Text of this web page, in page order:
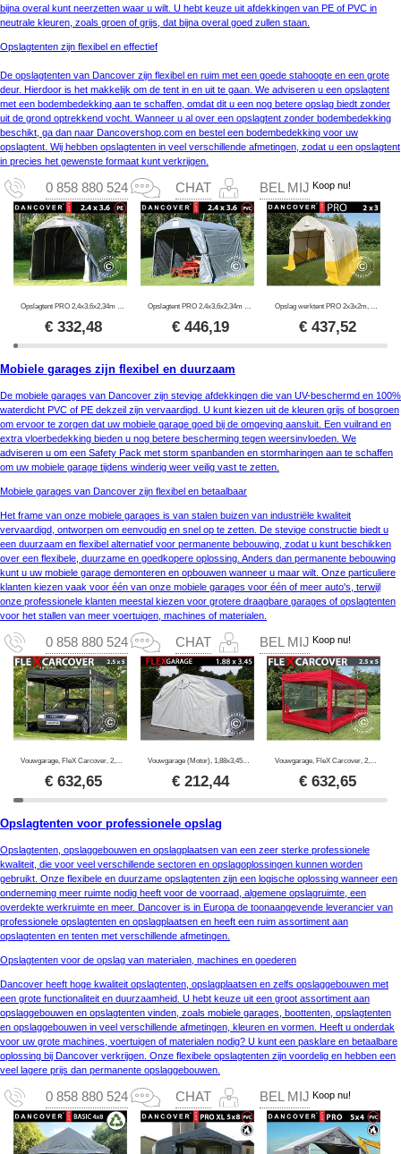
bijna overal kunt neerzetten waar u wilt. U hebt keuze uit afdekkingen van PE of PVC in
neutrale kleuren, zoals groen of grijs, dat bijna overal goed zullen staan.
Opslagtenten zijn flexibel en effectief
De opslagtenten van Dancover zijn flexibel en ruim met een goede stahoogte en een grote
deur. Hierdoor is het makkelijk om de tent in en uit te gaan. We adviseren u een opslagtent
met een bodembedekking aan te schaffen, omdat dit u een nog betere opslag biedt zonder
uit de grond optrekkend vocht. Wanneer u al over een opslagtent zonder bodembedekking
beschikt, ga dan naar Dancovershop.com en bestel een bodembedekking voor uw
opslagtent. Wij hebben opslagtenten in veel verschillende afmetingen, zodat u een opslagtent
in precies het gewenste formaat kunt verkrijgen.
0 858 880 524 CHAT BEL MIJ Koop nu!
€332,48 € 446,19 € 437,52
Mobiele garages zijn flexibel en duurzaam
De mobiele garages van Dancover zijn stevige afdekkingen die van UV-beschermd en 100%
waterdicht PVC of PE dekzeil zijn vervaardigd. U kunt kiezen uit de kleuren grijs of bosgroen
om ervoor te zorgen dat uw mobiele garage goed bij de omgeving aansluit. Een vuilrand en
extra vloerbedekking bieden u nog betere bescherming tegen weersinvloeden. We
adviseren u om een Safety Pack met storm spanbanden en stormharingen aan te schaffen
om uw mobiele garage tijdens winderig weer veilig vast te zetten.
Mobiele garages van Dancover zijn flexibel en betaalbaar
Het frame van onze mobiele garages is van stalen buizen van industriële kwaliteit
vervaardigd, ontworpen om eenvoudig en snel op te zetten. De stevige constructie biedt u
een duurzaam en flexibel alternatief voor permanente bebouwing, zodat u kunt beschikken
over een flexibele, duurzame en goedkopere oplossing. Anders dan permanente bebouwing
kunt u uw mobiele garage demonteren en opbouwen wanneer u maar wilt. Onze particuliere
klanten kiezen vaak voor één van onze mobiele garages voor één of meer auto's, terwijl
onze professionele klanten meestal kiezen voor grotere draagbare garages of opslagtenten
voor het stallen van meer voertuigen, machines of materialen.
0 858 880 524 CHAT BEL MIJ Koop nu!
€632,65 € 212,44 € 632,65
Opslagtenten voor professionele opslag
Opslagtenten, opslaggebouwen en opslagplaatsen van een zeer sterke professionele
kwaliteit, die voor veel verschillende sectoren en opslagoplossingen kunnen worden
gebruikt. Onze flexibele en duurzame opslagtenten zijn een logische oplossing wanneer een
onderneming meer ruimte nodig heeft voor de voorraad, algemene opslagruimte, een
overdekte werkruimte en meer. Dancover is in Europa de toonaangevende leverancier van
professionele opslagtenten en opslagplaatsen en heeft een ruim assortiment aan
opslagtenten en tenten met verschillende afmetingen.
Opslagtenten voor de opslag van materialen, machines en goederen
Dancover heeft hoge kwaliteit opslagtenten, opslagplaatsen en zelfs opslaggebouwen met
een grote functionaliteit en duurzaamheid. U hebt keuze uit een groot assortiment aan
opslaggebouwen en opslagtenten vinden, zoals mobiele garages, boottenten, opslagtenten
en opslaggebouwen in veel verschillende afmetingen, kleuren en vormen. Heeft u onderdak
voor uw grote machines, voertuigen of materialen nodig? U kunt een pasklare en betaalbare
oplossing bij Dancover verkrijgen. Onze flexibele opslagtenten zijn voordelig en hebben een
veel lagere prijs dan permanente opslaggebouwen.
0 858 880 524 CHAT BEL MIJ Koop nu!